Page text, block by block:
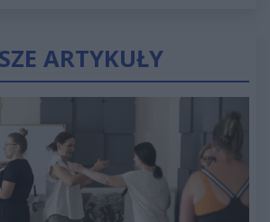
ARTYKUŁY